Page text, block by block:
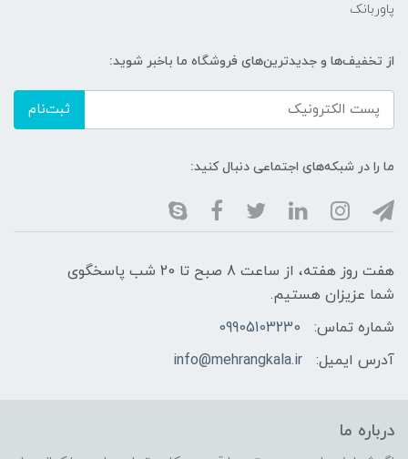
پاوربانک
از تخفیف‌ها و جدیدترین‌های فروشگاه ما باخبر شوید:
ثبت‌نام
ما را در شبکه‌های اجتماعی دنبال کنید:
هفت روز هفته، از ساعت 8 صبح تا 20 شب پاسخگوی
شما عزیزان هستیم.
شماره تماس:
09905103230
آدرس ایمیل:
info@mehrangkala.ir
درباره ما